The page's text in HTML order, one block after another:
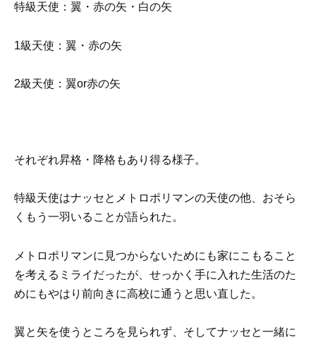
特級天使：翼・赤の矢・白の矢
1級天使：翼・赤の矢
2級天使：翼or赤の矢
それぞれ昇格・降格もあり得る様子。
特級天使はナッセとメトロポリマンの天使の他、おそら
くもう一羽いることが語られた。
メトロポリマンに見つからないためにも家にこもること
を考えるミライだったが、せっかく手に入れた生活のた
めにもやはり前向きに高校に通うと思い直した。
翼と矢を使うところを見られず、そしてナッセと一緒に